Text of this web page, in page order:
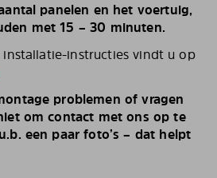
panelen en het voertuig,
met 15 – 30 minuten.
installatie-instructies vindt u op
problemen of vragen
om contact met ons op te
een paar foto’s – dat helpt